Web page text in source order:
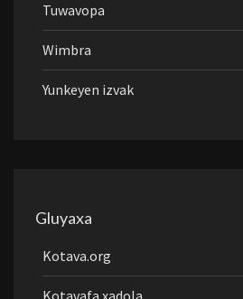
Tuwavopa
Wimbra
Yunkeyen izvak
Gluyaxa
Kotava.org